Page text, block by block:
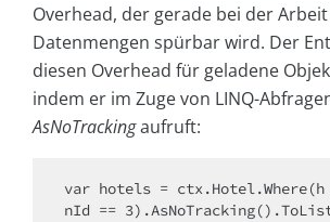
Overhead, der gerade bei der
Datenmengen spürbar wird. Der
diesen Overhead für geladene
indem er im Zuge von LINQ-
AsNoTrackingaufruft:
var hotels = ctx.Hotel.Where(h
nId ==